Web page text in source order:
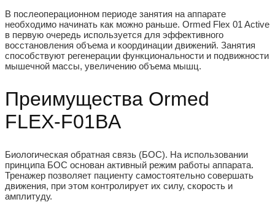
В послеоперационном периоде занятия на аппарате
необходимо начинать как можно раньше. Ormed Flex 01 Active
в первую очередь используется для эффективного
восстановления объема и координации движений. Занятия
способствуют регенерации функциональности и подвижности
мышечной массы, увеличению объема мышц.
Преимущества Ormed
FLEX-F01BA
Биологическая обратная связь (БОС). На использовании
принципа БОС основан активный режим работы аппарата.
Тренажер позволяет пациенту самостоятельно совершать
движения, при этом контролирует их силу, скорость и
амплитуду.